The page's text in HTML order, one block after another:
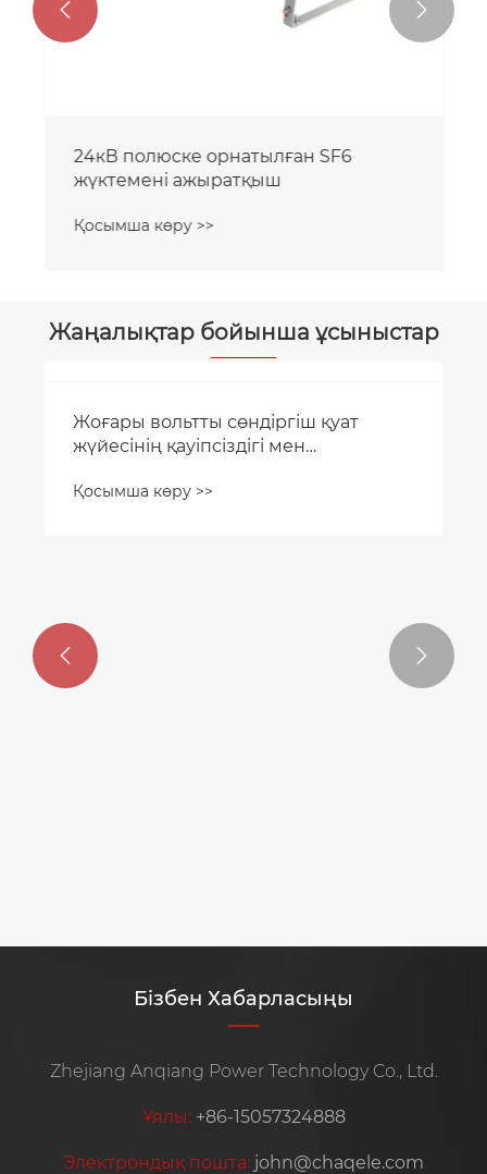
24кВ полюске орнатылған SF6
жүктемені ажыратқыш
Қосымша көру >>
 
Жаңалықтар бойынша ұсыныстар
Жоғары вольтты сөндіргіш қуат
жүйесінің қауіпсіздігі мен
Қосымша көру >>
 
Бізбен Хабарласыңы
Zhejiang Anqiang Power Technology Co., Ltd.
Ұялы: +86-15057324888
Электрондық пошта: john@chaqele.com